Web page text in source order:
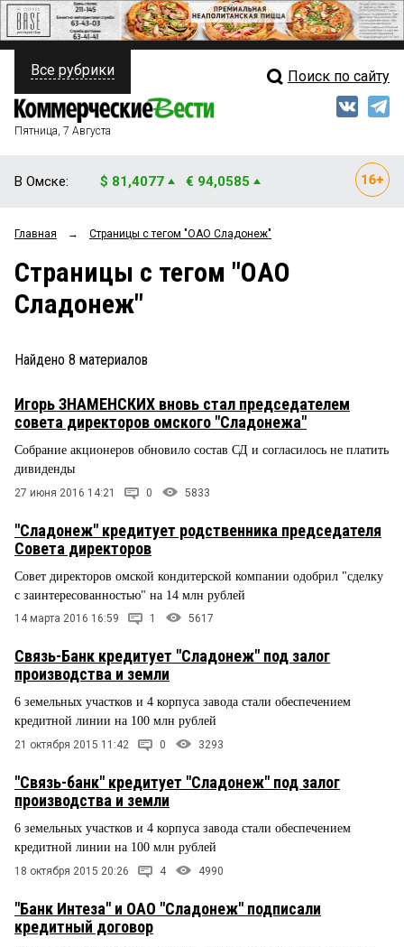
ПОЛИТИКА
ФИНАНСЫ
ОБЩЕСТВО
ЗАКОН
НОВОСТИ КОМПАНИЙ
ПРОИСШЕСТВИЯ
СТИЛЬ ЖИЗНИ
Свежий выпуск
Мнения
Рейтинги
Все рубрики Поиск по сайту
Пятница, 7 Августа
В Омске: $ 81,4077 € 94,0585
Главная → Страницы c тегом "ОАО Сладонеж"
Страницы c тегом "ОАО
Сладонеж"
Найдено 8 материалов
Игорь ЗНАМЕНСКИХ вновь стал председателем
совета директоров омского "Сладонежа"
Собрание акционеров обновило состав СД и согласилось не платить
дивиденды
27 июня 2016 14:21 0 5833
"Сладонеж" кредитует родственника председателя
Совета директоров
Совет директоров омской кондитерской компании одобрил "сделку
с заинтересованностью" на 14 млн рублей
14 марта 2016 16:59 1 5617
Связь-Банк кредитует "Сладонеж" под залог
производства и земли
6 земельных участков и 4 корпуса завода стали обеспечением
кредитной линии на 100 млн рублей
21 октября 2015 11:42 0 3293
"Связь-банк" кредитует "Сладонеж" под залог
производства и земли
6 земельных участков и 4 корпуса завода стали обеспечением
кредитной линии на 100 млн рублей
18 октября 2015 20:26 4 4990
"Банк Интеза" и ОАО "Сладонеж" подписали
кредитный договор